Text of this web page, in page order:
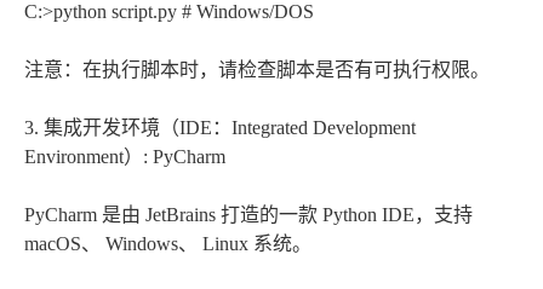
C:>python script.py # Windows/DOS
注意：在执行脚本时，请检查脚本是否有可执行权限。
3. 集成开发环境（IDE：Integrated Development
Environment）: PyCharm
PyCharm 是由 JetBrains 打造的一款 Python IDE，支持
macOS、 Windows、 Linux 系统。